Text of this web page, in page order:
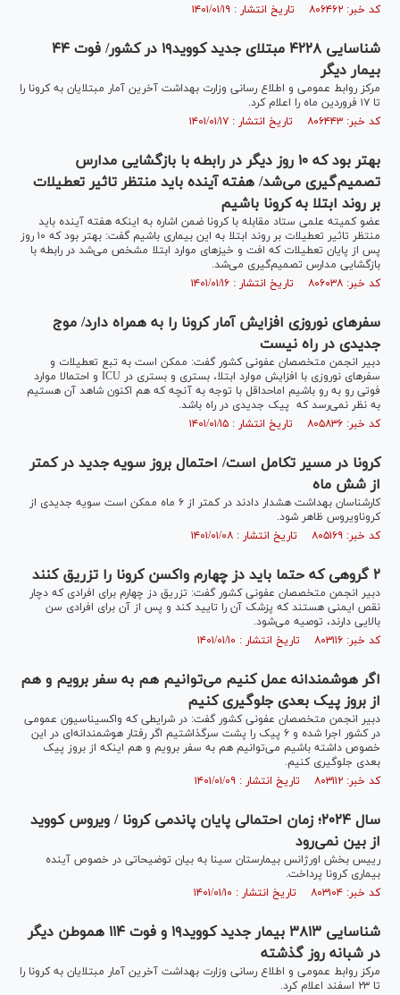
کد خبر: ۸۰۶۴۶۲ تاریخ انتشار : ۱۴۰۱/۰۱/۱۹
شناسایی ۴۲۲۸ مبتلای جدید کووید۱۹ در کشور/ فوت ۴۴
بیمار دیگر
مرکز روابط عمومی و اطلاع رسانی وزارت بهداشت آخرین آمار مبتلایان به کرونا را
تا ۱۷ فروردین ماه را اعلام کرد.
کد خبر: ۸۰۶۴۴۳ تاریخ انتشار : ۱۴۰۱/۰۱/۱۷
بهتر بود که ۱۰ روز دیگر در رابطه با بازگشایی مدارس
تصمیم‌گیری می‌شد/ هفته آینده باید منتظر تاثیر تعطیلات
بر روند ابتلا به کرونا باشیم
عضو کمیته علمی ستاد مقابله با کرونا ضمن اشاره به اینکه هفته آینده باید
منتظر تاثیر تعطیلات بر روند ابتلا به این بیماری باشیم گفت: بهتر بود که ۱۰ روز
پس از پایان تعطیلات که افت و خیز‌های موارد ابتلا مشخص می‌شد در رابطه با
بازگشایی مدارس تصمیم‌گیری می‌شد.
کد خبر: ۸۰۶۰۳۸ تاریخ انتشار : ۱۴۰۱/۰۱/۱۶
سفرهای نوروزی افزایش آمار کرونا را به همراه دارد/ موج
جدیدی در راه نیست
دبیر انجمن متخصصان عفونی کشور گفت: ممکن است به تبع تعطیلات و
سفر‌های نوروزی با افزایش موارد ابتلا، بستری و بستری در ICU و احتمالا موارد
فوتی رو به رو باشیم اماحداقل با توجه به آنچه که هم اکنون شاهد آن هستیم
به نظر نمی‌رسد که پیک جدیدی در راه باشد.
کد خبر: ۸۰۵۸۳۶ تاریخ انتشار : ۱۴۰۱/۰۱/۱۵
کرونا در مسیر تکامل است/ احتمال بروز سویه جدید در کمتر
از شش ماه
کارشناسان بهداشت هشدار دادند در کمتر از ۶ ماه ممکن است سویه جدیدی از
کروناویروس ظاهر شود.
کد خبر: ۸۰۵۱۶۹ تاریخ انتشار : ۱۴۰۱/۰۱/۰۸
۲ گروهی که حتما باید دز چهارم واکسن کرونا را تزریق کنند
دبیر انجمن متخصصان عفونی کشور گفت: تزریق دز چهارم برای افرادی که دچار
نقص ایمنی هستند که پزشک آن را تایید کند و پس از آن برای افرادی سن
بالایی دارند، توصیه می‌شود.
کد خبر: ۸۰۳۱۱۶ تاریخ انتشار : ۱۴۰۱/۰۱/۱۰
اگر هوشمندانه عمل کنیم می‌توانیم هم به سفر برویم و هم
از بروز پیک بعدی جلوگیری کنیم
دبیر انجمن متخصصان عفونی کشور گفت: در شرایطی که واکسیناسیون عمومی
در کشور اجرا شده و ۶ پیک را پشت سرگذاشتیم اگر رفتار هوشمندانه‌ای در این
خصوص داشته باشیم می‌توانیم هم به سفر برویم و هم اینکه از بروز پیک
بعدی جلوگیری کنیم.
کد خبر: ۸۰۳۱۱۲ تاریخ انتشار : ۱۴۰۱/۰۱/۰۹
سال ۲۰۲۴؛ زمان احتمالی پایان پاندمی کرونا / ویروس کووید
از بین نمی‌رود
رییس بخش اورژانس بیمارستان سینا به بیان توضیحاتی در خصوص آینده
بیماری کرونا پرداخت.
کد خبر: ۸۰۳۱۰۴ تاریخ انتشار : ۱۴۰۱/۰۱/۱۰
شناسایی ۳۸۱۳ بیمار جدید کووید۱۹ و فوت ۱۱۴ هموطن دیگر
در شبانه روز گذشته
مرکز روابط عمومی و اطلاع رسانی وزارت بهداشت آخرین آمار مبتلایان به کرونا را
تا ۲۳ اسفند اعلام کرد.